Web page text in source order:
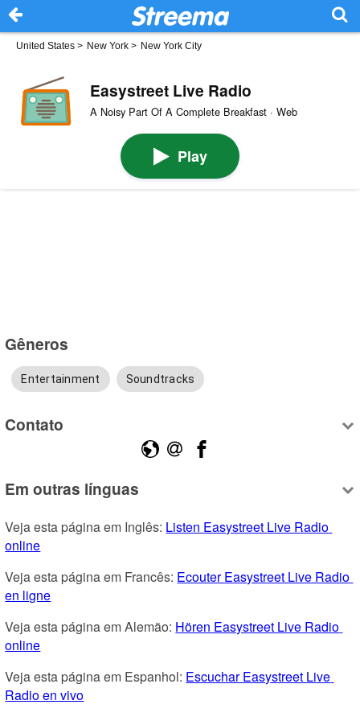
United States > New York > New York City
Easystreet Live Radio
A Noisy Part Of A Complete Breakfast · Web
Play
Gêneros
Entertainment Soundtracks
Contato
Em outras línguas
Veja esta página em Inglês: Listen Easystreet Live Radio
online
Veja esta página em Francês: Ecouter Easystreet Live Radio
en ligne
Veja esta página em Alemão: Hören Easystreet Live Radio
online
Veja esta página em Espanhol: Escuchar Easystreet Live
Radio en vivo